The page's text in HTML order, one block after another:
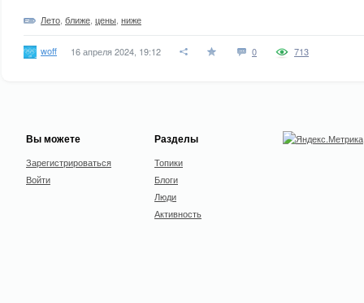
Лето ближе цены ниже
woff 16 апреля 2024, 19:12 0 713
Вы можете
Зарегистрироваться
Войти
Разделы
Топики
Блоги
Люди
Активность